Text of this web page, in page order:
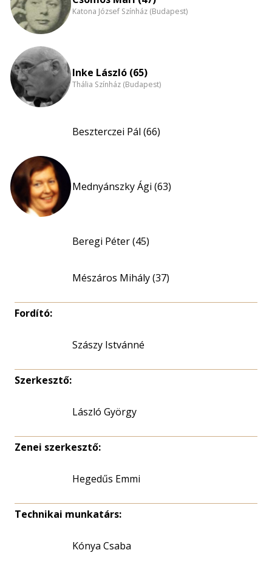
Katona József Színház (Budapest)
Inke László (65)
Thália Színház (Budapest)
Beszterczei Pál (66)
Mednyánszky Ági (63)
Beregi Péter (45)
Mészáros Mihály (37)
Fordító:
Szászy Istvánné
Szerkesztő:
László György
Zenei szerkesztő:
Hegedűs Emmi
Technikai munkatárs:
Kónya Csaba